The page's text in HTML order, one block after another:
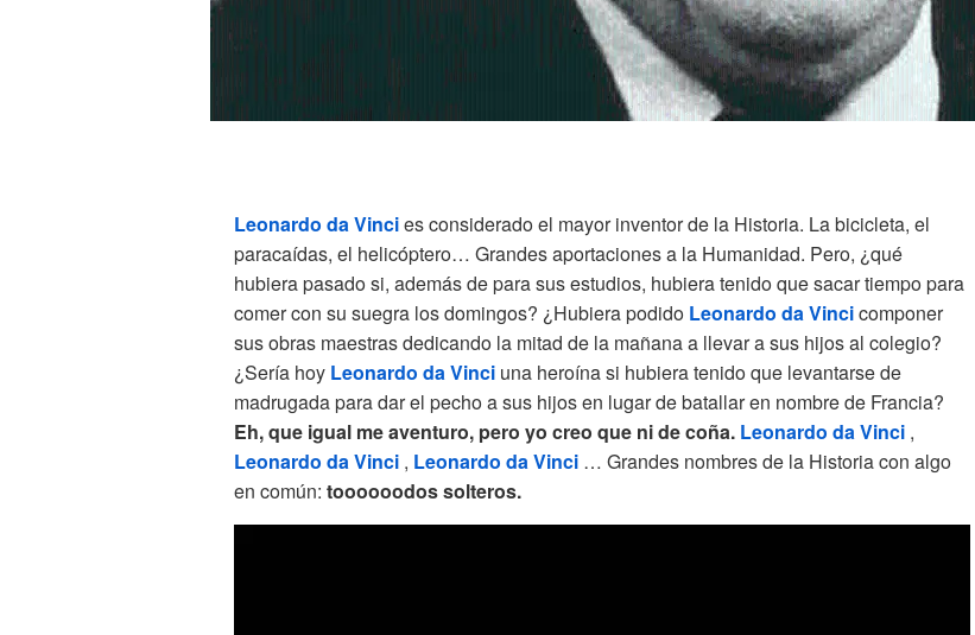
Leonardo da Vincies considerado el mayor inventor de la Historia. La bicicleta, el
paracaídas, el helicóptero… Grandes aportaciones a la Humanidad. Pero, ¿qué
hubiera pasado si, además de para sus estudios, hubiera tenido que sacar tiempo para
comer con su suegra los domingos? ¿Hubiera podido Leonardo da Vincicomponer
sus obras maestras dedicando la mitad de la mañana a llevar a sus hijos al colegio?
¿Sería hoy Leonardo da Vinci una heroína si hubiera tenido que levantarse de
madrugada para dar el pecho a sus hijos en lugar de batallar en nombre de Francia?
Eh, que igual me aventuro, pero yo creo que ni de coña. Leonardo da Vinci ,
Leonardo da Vinci , Leonardo da Vinci … Grandes nombres de la Historia con algo
en común: toooooodos solteros.